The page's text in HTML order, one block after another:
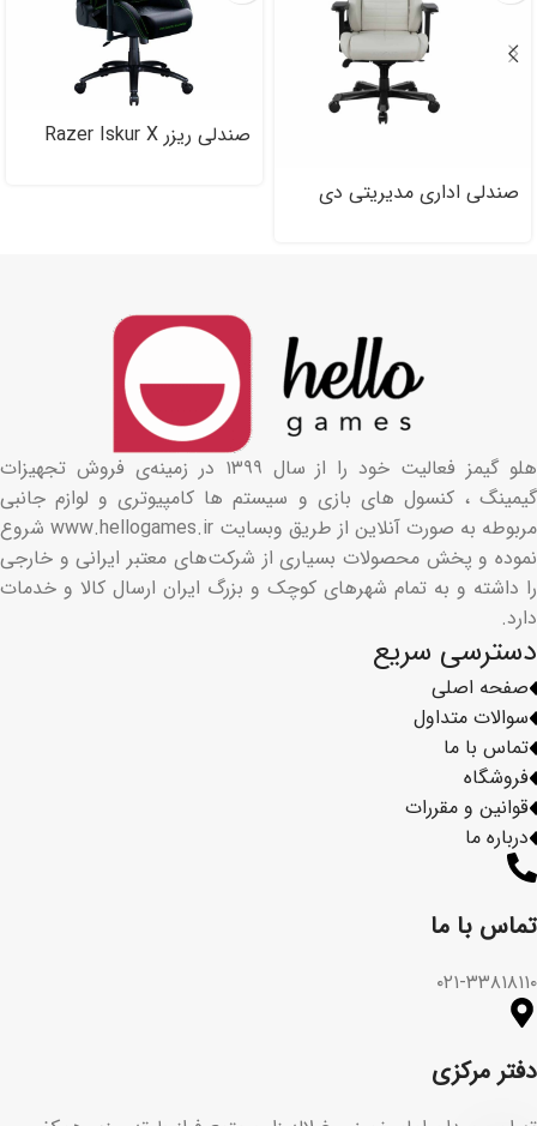
صندلی اداری مدیریتی دی
صندلی ریزر Razer Iskur X
تماس با ما​
۰۲۱-۳۳۸۱۸۱۱۰
دفتر مرکزی
فروشگاه
قوانین و مقررات
درباره ما
دسترسی سریع
صفحه اصلی
سوالات متداول
تماس با ما
هلو گیمز فعالیت خود را از سال ۱۳۹۹ در زمینه‌ی فروش تجهیزات
گیمینگ ، کنسول های بازی و سیستم ها کامپیوتری و لوازم جانبی
مربوطه به صورت آنلاین از طریق وبسایت www.hellogames.ir شروع
نموده و پخش محصولات بسیاری از شرکت‌های معتبر ایرانی و خارجی
را داشته و به تمام شهرهای کوچک و بزرگ ایران ارسال کالا و خدمات
دارد.